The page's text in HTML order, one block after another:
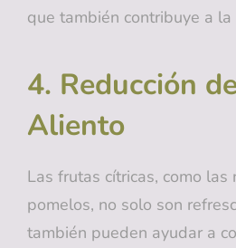
que también contribuye a
4. Reducción
Aliento
Las frutas cítricas, como las
pomelos, no solo son
también pueden ayudar a